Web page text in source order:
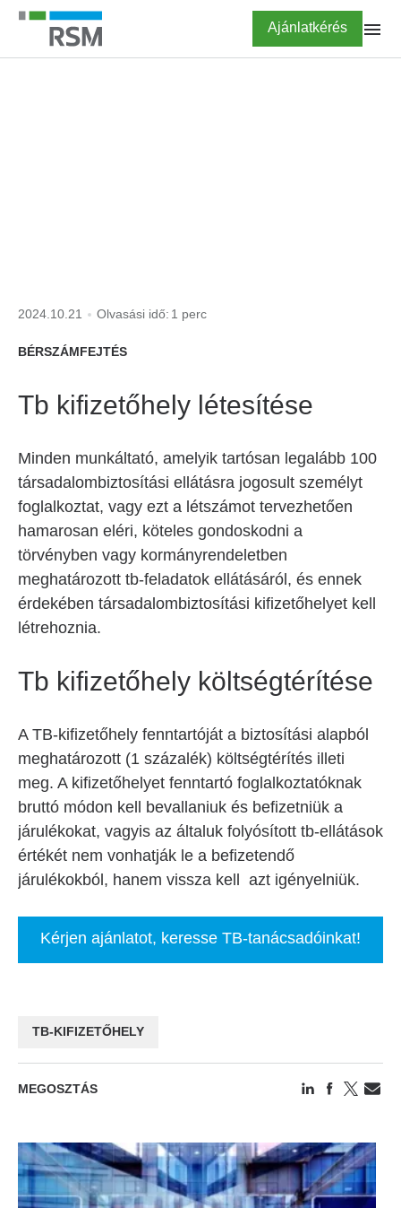
Ugrás
tartalomra
Highlighted
Ajánlatkérés
2024.10.21 Olvasási idő: 1 perc
BÉRSZÁMFEJTÉS
Tb kifizetőhely létesítése
Minden munkáltató, amelyik tartósan legalább 100
társadalombiztosítási ellátásra jogosult személyt
foglalkoztat, vagy ezt a létszámot tervezhetően
hamarosan eléri, köteles gondoskodni a
törvényben vagy kormányrendeletben
meghatározott tb-feladatok ellátásáról, és ennek
érdekében társadalombiztosítási kifizetőhelyet kell
létrehoznia.
Tb kifizetőhely költségtérítése
A TB-kifizetőhely fenntartóját a biztosítási alapból
meghatározott (1 százalék) költségtérítés illeti
meg. A kifizetőhelyet fenntartó foglalkoztatóknak
bruttó módon kell bevallaniuk és befizetniük a
járulékokat, vagyis az általuk folyósított tb-ellátások
értékét nem vonhatják le a befizetendő
járulékokból, hanem vissza kell azt igényelniük.
Kérjen ajánlatot, keresse TB-tanácsadóinkat!
TB-KIFIZETŐHELY
MEGOSZTÁS